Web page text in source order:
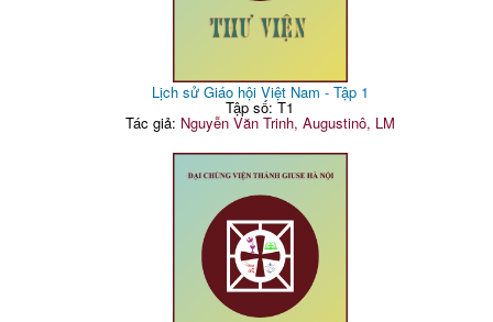
Lịch sử Giáo hội Việt Nam - Tập 1
Tập số: T1
Tác giả: Nguyễn Văn Trinh, Augustinô, LM